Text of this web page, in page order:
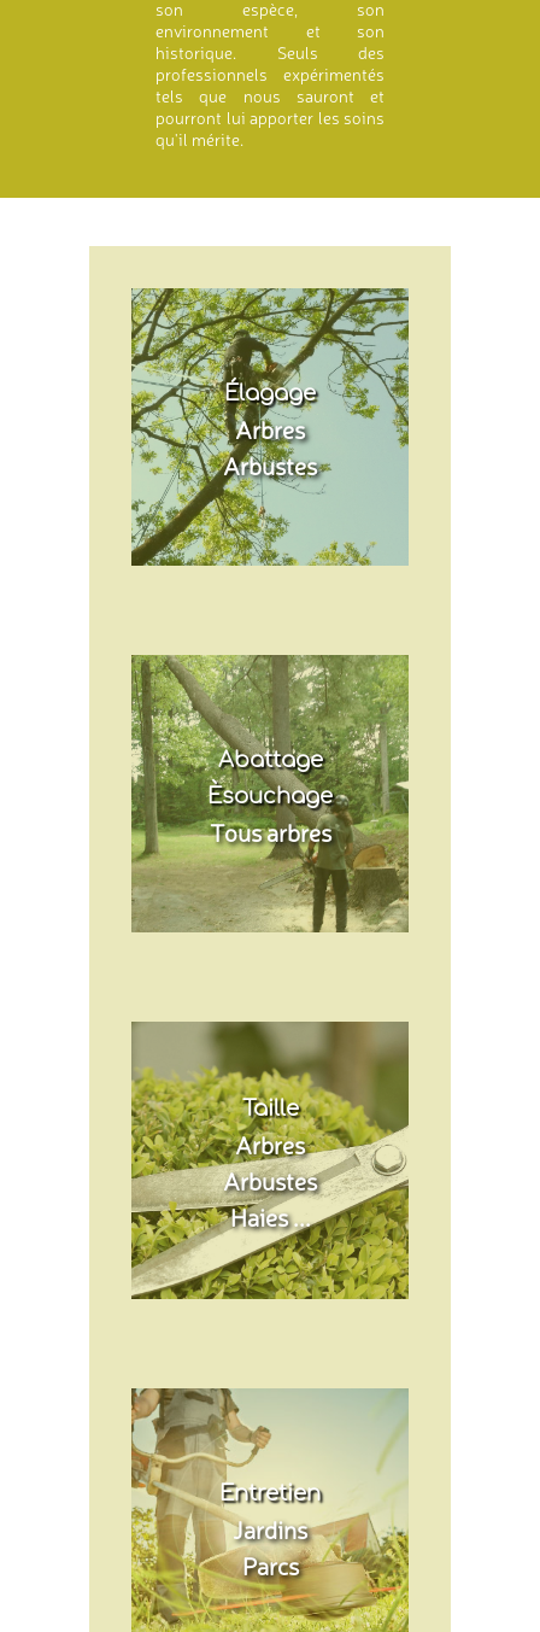
son espèce, son
environnement et son
historique. Seuls des
professionnels expérimentés
tels que nous sauront et
pourront lui apporter les soins
qu'il mérite.
Élagage
Arbres
Arbustes
Abattage
Èsouchage
Tous arbres
Taille
Arbres
Arbustes
Haies ...
Entretien
Jardins
Parcs